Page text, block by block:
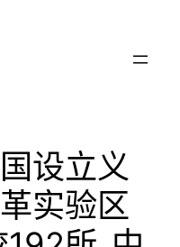
设立义
实验区